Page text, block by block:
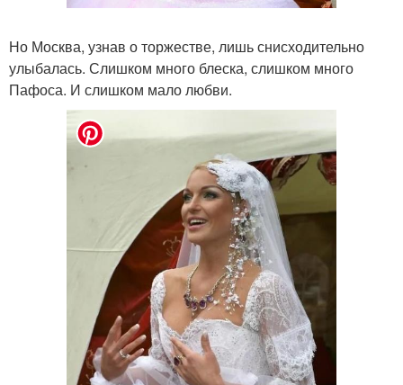
Но Москва, узнав о торжестве, лишь снисходительно
улыбалась. Слишком много блеска, слишком много
Пафоса. И слишком мало любви.